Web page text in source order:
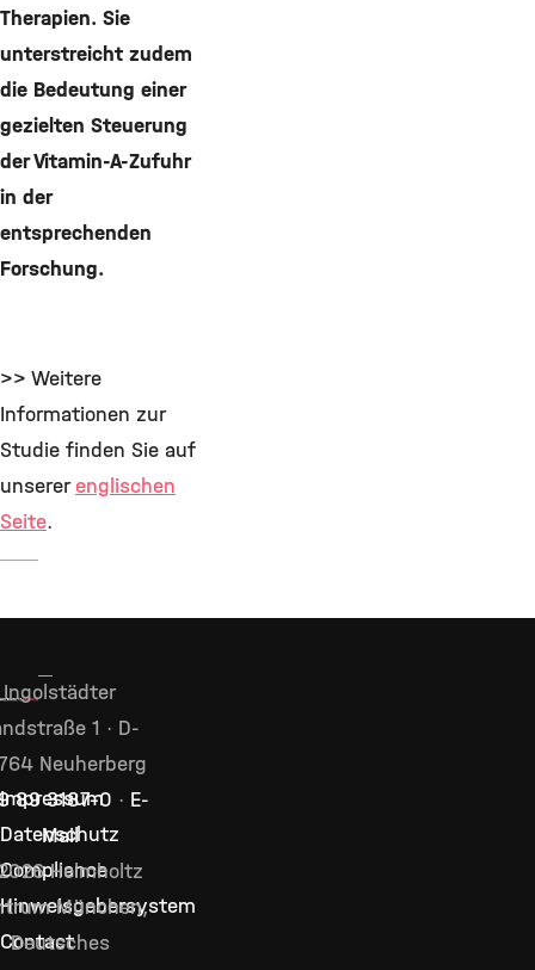
Therapien. Sie
unterstreicht zudem
die Bedeutung einer
gezielten Steuerung
der Vitamin-A-Zufuhr
in der
entsprechenden
Forschung.
>> Weitere
Informationen zur
Studie finden Sie auf
unsererenglischen
Seite.
Impressum
Datenschutz
Compliance
Hinweisgebersystem
Contact
Ingolstädter
1 · D-
Neuherberg
89 3187–0 · E-
Mail
Helmholtz
München,
Deutsches